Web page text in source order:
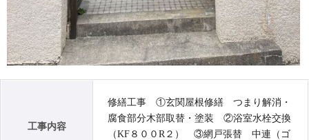
工事内容
修繕工事 ①玄関屋根修繕 つまり解消・
腐食部分木部取替・塗装 ②浴室水栓交換
（KF８００R２） ③網戸張替 中連（ゴ